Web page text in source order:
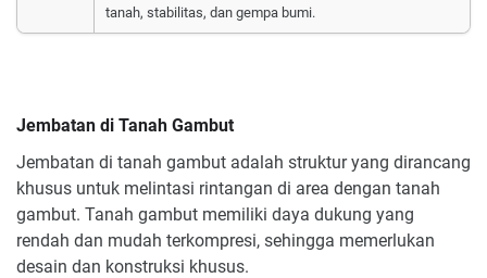
tanah, stabilitas, dan gempa bumi.
Jembatan di Tanah Gambut
Jembatan di tanah gambut adalah struktur yang dirancang
khusus untuk melintasi rintangan di area dengan tanah
gambut. Tanah gambut memiliki daya dukung yang
rendah dan mudah terkompresi, sehingga memerlukan
desain dan konstruksi khusus.